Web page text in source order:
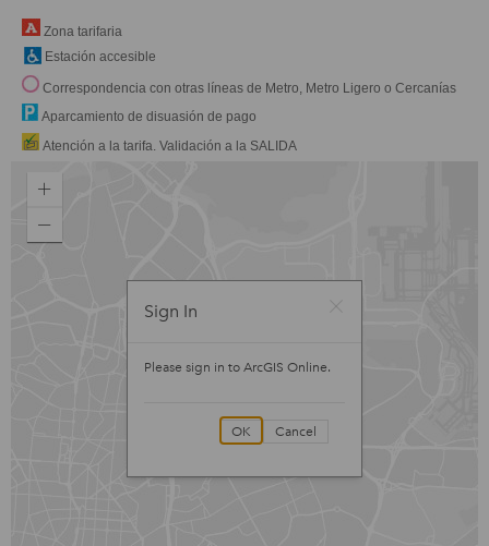
Zona tarifaria
Estación accesible
Correspondencia con otras líneas de Metro, Metro Ligero o Cercanías
Aparcamiento de disuasión de pago
Atención a la tarifa. Validación a la SALIDA